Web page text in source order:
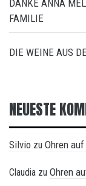
DANKE ANNA
FAMILIE
DIE WEINE AUS
NEUESTE
Silvio zu Ohren
Claudia zu Ohren